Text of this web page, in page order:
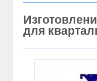
для